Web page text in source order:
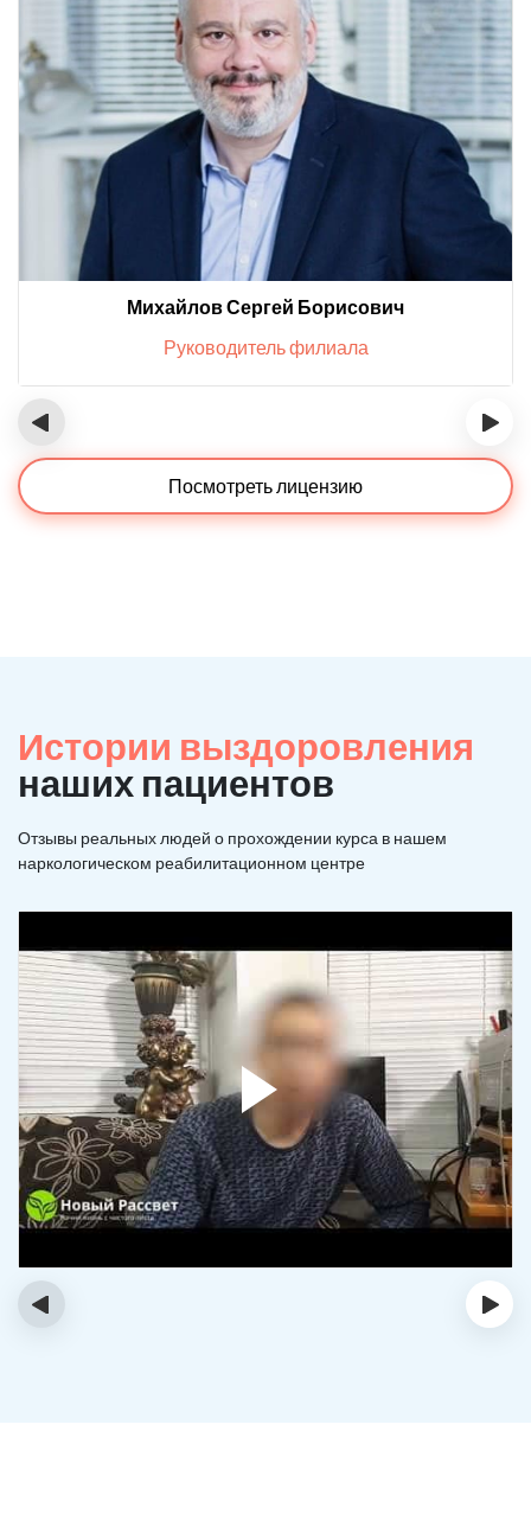
Михайлов Сергей Борисович
Руководитель филиала
‹ ›
Посмотреть лицензию
Истории выздоровления
наших пациентов
Отзывы реальных людей о прохождении курса в нашем
наркологическом реабилитационном центре
‹ ›